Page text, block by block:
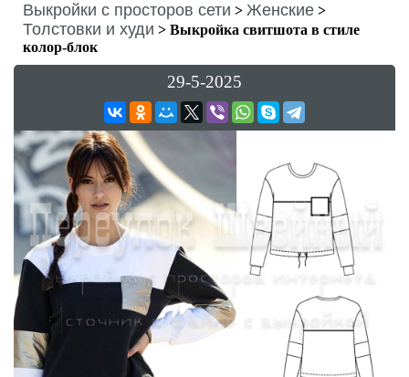
Выкройки с просторов сети > Женские >
Толстовки и худи > Выкройка свитшота в стиле
колор-блок
29-5-2025